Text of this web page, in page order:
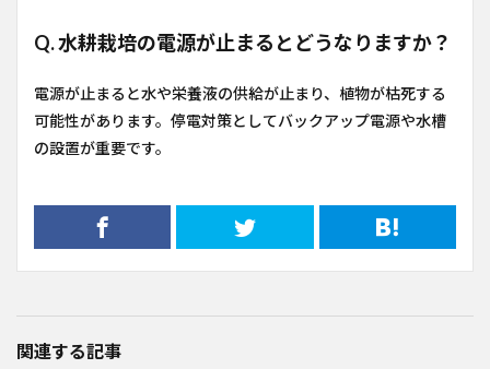
Q. 水耕栽培の電源が止まるとどうなりますか？
電源が止まると水や栄養液の供給が止まり、植物が枯死する
可能性があります。停電対策としてバックアップ電源や水槽
の設置が重要です。
関連する記事